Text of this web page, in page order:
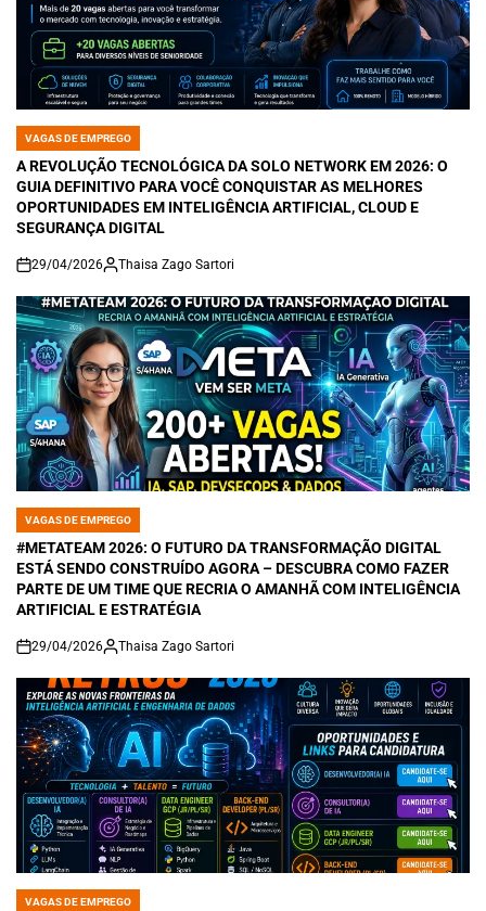
POSTED
IN
VAGAS DE EMPREGO
A REVOLUÇÃO TECNOLÓGICA DA SOLO NETWORK EM 2026: O
GUIA DEFINITIVO PARA VOCÊ CONQUISTAR AS MELHORES
OPORTUNIDADES EM INTELIGÊNCIA ARTIFICIAL, CLOUD E
SEGURANÇA DIGITAL
on
29/04/2026 Thaisa Zago Sartori
POSTED
IN
VAGAS DE EMPREGO
#METATEAM 2026: O FUTURO DA TRANSFORMAÇÃO DIGITAL
ESTÁ SENDO CONSTRUÍDO AGORA – DESCUBRA COMO FAZER
PARTE DE UM TIME QUE RECRIA O AMANHÃ COM INTELIGÊNCIA
ARTIFICIAL E ESTRATÉGIA
on
29/04/2026 Thaisa Zago Sartori
POSTED
VAGAS DE EMPREGO